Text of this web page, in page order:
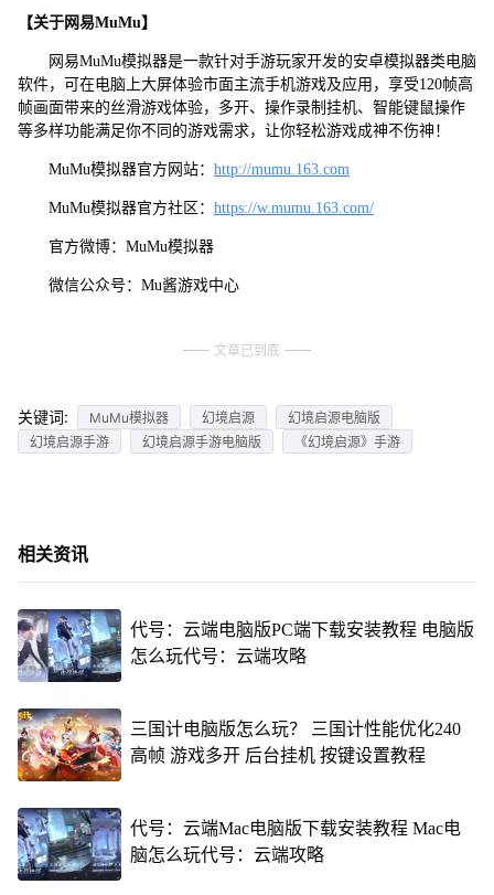
【关于网易MuMu】
网易MuMu模拟器是一款针对手游玩家开发的安卓模拟器类电脑
软件，可在电脑上大屏体验市面主流手机游戏及应用，享受120帧高
帧画面带来的丝滑游戏体验，多开、操作录制挂机、智能键鼠操作
等多样功能满足你不同的游戏需求，让你轻松游戏成神不伤神！
MuMu模拟器官方网站： http://mumu.163.com
MuMu模拟器官方社区： https://w.mumu.163.com/
官方微博：MuMu模拟器
微信公众号：Mu酱游戏中心
文章已到底
关键词: MuMu模拟器 幻境启源
幻境启源电脑版
幻境启源手游
幻境启源手游电脑版 《幻境启源》手游
相关资讯
代号：云端电脑版PC端下载安装教程 电脑版
怎么玩代号：云端攻略
三国计电脑版怎么玩？ 三国计性能优化240
高帧 游戏多开 后台挂机 按键设置教程
代号：云端Mac电脑版下载安装教程 Mac电
脑怎么玩代号：云端攻略